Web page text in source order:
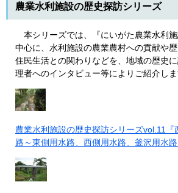
農業水利施設の歴史探訪シリーズ
本シリーズでは、『にいがた農業水利
中心に、水利施設の農業農村への貢献や
住民生活との関わりなどを、地域の歴史
理者へのインタビュー等によりご紹介しま
農業水利施設の歴史探訪シリーズvol.11『
路～東側用水路、西側用水路、釜沢用水路